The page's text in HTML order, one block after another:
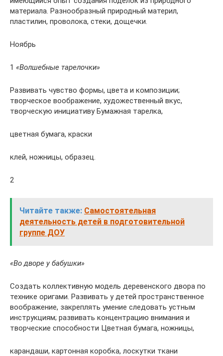
материала. Разнообразный природный материл,
пластилин, проволока, стеки, дощечки.
Ноябрь
1 «Волшебные тарелочки»
Развивать чувство формы, цвета и композиции;
творческое воображение, художественный вкус,
творческую инициативу Бумажная тарелка,
цветная бумага, краски
клей, ножницы, образец.
2
Читайте также: Самостоятельная
деятельность детей в подготовительной
группе ДОУ
«Во дворе у бабушки»
Создать коллективную модель деревенского двора по
технике оригами. Развивать у детей пространственное
воображение, закреплять умение следовать устным
инструкциям; развивать концентрацию внимания и
творческие способности Цветная бумага, ножницы,
карандаши, картонная коробка, лоскутки ткани